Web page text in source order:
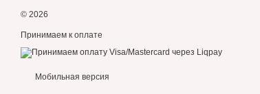
© 2026
Принимаем к оплате
Мобильная версия